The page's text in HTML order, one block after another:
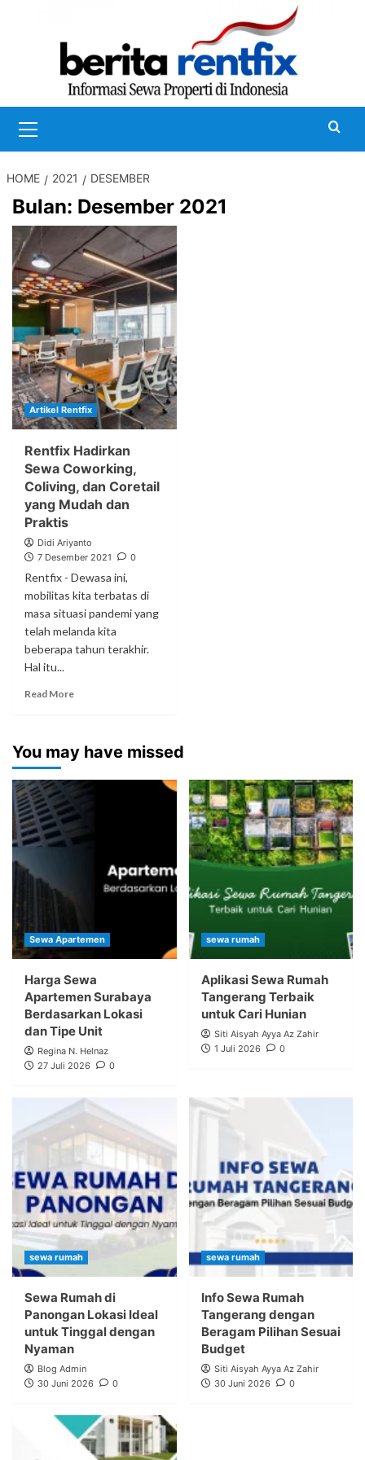
Menu
HOME 2021 DESEMBER
Bulan: Desember 2021
Artikel Rentfix
Rentfix Hadirkan
Sewa Coworking,
Coliving, dan Coretail
yang Mudah dan
Praktis
Didi Ariyanto
7 Desember 2021
0
Rentfix - Dewasa ini,
mobilitas kita terbatas di
masa situasi pandemi yang
telah melanda kita
beberapa tahun terakhir.
Hal itu...
Read More
You may have missed
Sewa Apartemen
Harga Sewa
Apartemen Surabaya
Berdasarkan Lokasi
dan Tipe Unit
Regina N. Helnaz
27 Juli 2026
0
sewa rumah
Aplikasi Sewa Rumah
Tangerang Terbaik
untuk Cari Hunian
Siti Aisyah Ayya Az Zahir
1 Juli 2026
0
sewa rumah
Sewa Rumah di
Panongan Lokasi Ideal
untuk Tinggal dengan
Nyaman
Blog Admin
30 Juni 2026
0
sewa rumah
Info Sewa Rumah
Tangerang dengan
Beragam Pilihan Sesuai
Budget
Siti Aisyah Ayya Az Zahir
30 Juni 2026
0